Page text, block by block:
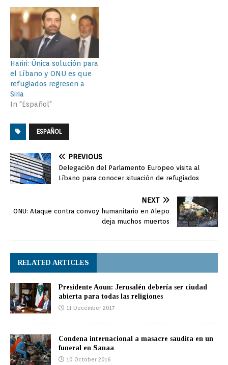
internacional y ha
advertido de que el país
está "al borde del
desastre" y "a pocos días
de la explosión social"
que podría tener un
impacto para…
Hariri: Única solución para
el Líbano y ONU es que
refugiados regresen a
Siria
In "Español"
ESPAÑOL
PREVIOUS
Delegación del Parlamento Europeo visita al
Líbano para conocer situación de refugiados
NEXT
ONU: Ataque contra convoy humanitario en Alepo
deja muchos muertos
RELATED ARTICLES
Presidente Aoun: Jerusalén debería ser ciudad
abierta para todas las religiones
11 December 2017
Condena internacional a masacre saudita en un
funeral en Sanaa
10 October 2016